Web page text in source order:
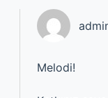
Melodi!